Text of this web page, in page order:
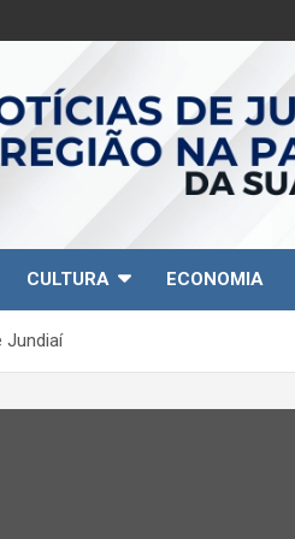
CULTURA ECONOMIA
Jundiaí